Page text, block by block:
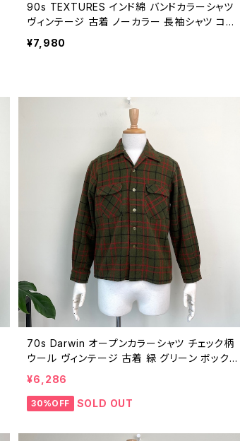
90s TEXTURES インド綿 バンドカラーシャツ
ヴィンテージ 古着 ノーカラー 長袖シャツ コッ
トン 90年代 ビンテージ M 26040424
¥7,980
70s Darwin オープンカラーシャツ チェック柄
ウール ヴィンテージ 古着 緑 グリーン ボックス
シャツ 短丈 70年代 ビンテージ M 開襟 ルー
プカラー 26011910
¥6,286
30%OFF SOLD OUT